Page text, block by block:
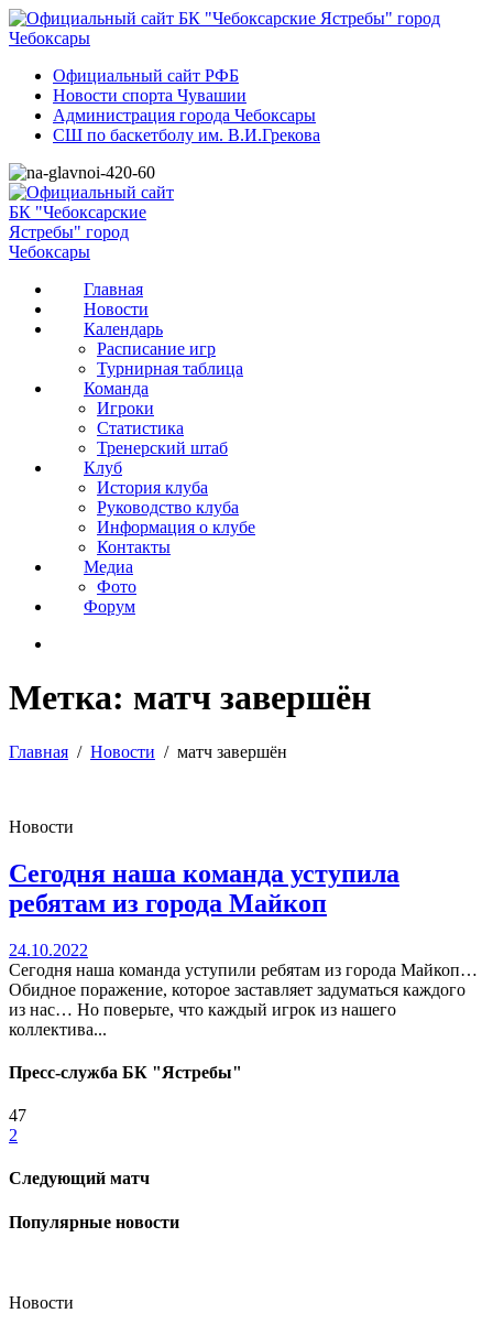
Официальный сайт РФБ
Новости спорта Чувашии
Администрация города Чебоксары
СШ по баскетболу им. В.И.Грекова
Главная
Новости
Календарь
Расписание игр
Турнирная таблица
Команда
Игроки
Статистика
Тренерский штаб
Клуб
История клуба
Руководство клуба
Информация о клубе
Контакты
Медиа
Фото
Форум
Метка: матч завершён
Главная Новости матч завершён
Новости
Сегодня наша команда уступила
ребятам из города Майкоп
24.10.2022
Сегодня наша команда уступили ребятам из города Майкоп…
Обидное поражение, которое заставляет задуматься каждого
из нас… Но поверьте, что каждый игрок из нашего
коллектива...
Пресс-служба БК "Ястребы"
47
2
Следующий матч
Популярные новости
Новости